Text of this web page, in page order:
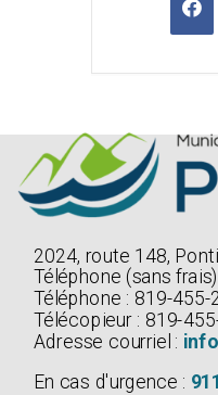
2024, route 148,
Téléphone (sans
Téléphone : 819-455-
Télécopieur : 819-
Adresse courriel :
En cas d'urgence : 911